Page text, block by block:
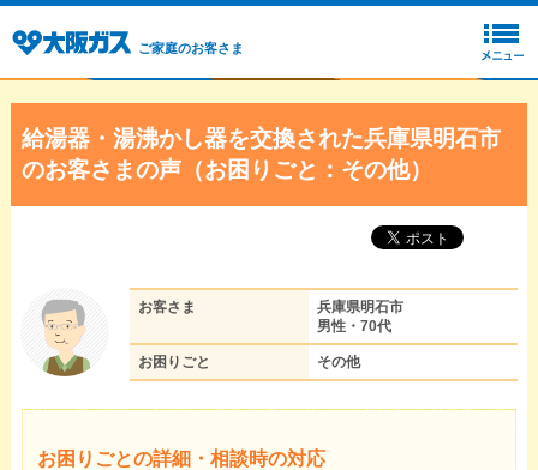
ご家庭のお客さま
給湯器・湯沸かし器を交換された兵庫県明石市
のお客さまの声（お困りごと：その他）
お客さま
兵庫県明石市
男性・70代
お困りごと その他
お困りごとの詳細・相談時の対応